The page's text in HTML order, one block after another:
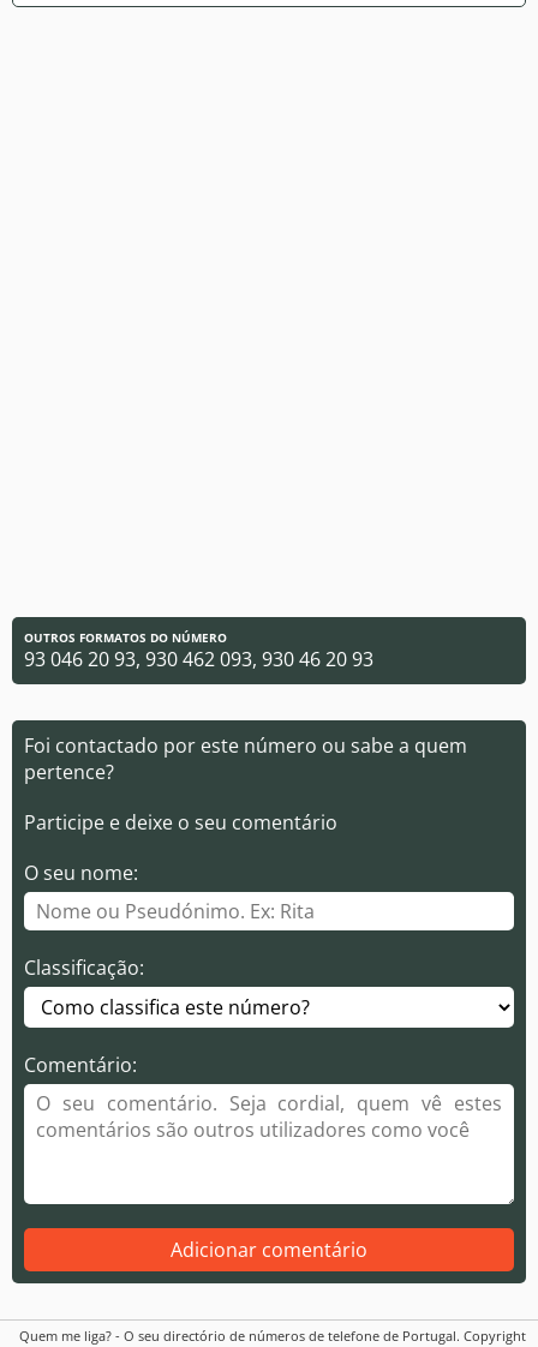
OUTROS FORMATOS DO NÚMERO
93 046 20 93, 930 462 093, 930 46 20 93
Foi contactado por este número ou sabe a quem
pertence?
Participe e deixe o seu comentário
O seu nome:
Classificação:
Comentário:
Adicionar comentário
Quem me liga? - O seu directório de números de telefone de Portugal. Copyright